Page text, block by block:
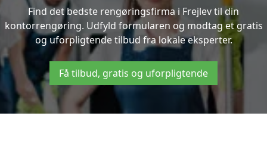
Find det bedste rengøringsfirma i Frejlev til din
kontorrengøring. Udfyld formularen og modtag et gratis
og uforpligtende tilbud fra lokale eksperter.
Få tilbud, gratis og uforpligtende